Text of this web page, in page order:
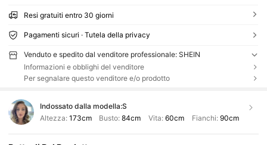
Resi gratuiti entro 30 giorni
Pagamenti sicuri · Tutela della privacy
Venduto e spedito dal venditore professionale: SHEIN
Informazioni e obblighi del venditore
Per segnalare questo venditore e/o prodotto
Indossato dalla modella:S
Altezza: 173cm Busto:84cm Vita: 60cm Fianchi: 90cm